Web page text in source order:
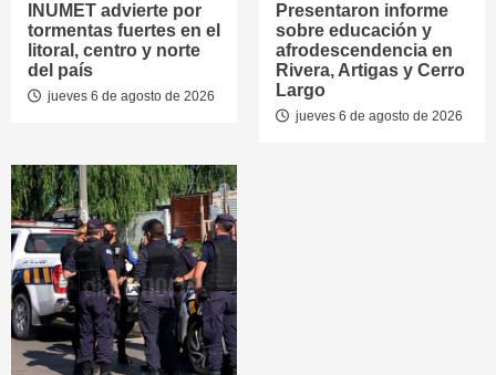
INUMET advierte por
tormentas fuertes en el
litoral, centro y norte
del país
jueves 6 de agosto de 2026
Presentaron informe
sobre educación y
afrodescendencia en
Rivera, Artigas y Cerro
Largo
jueves 6 de agosto de 2026